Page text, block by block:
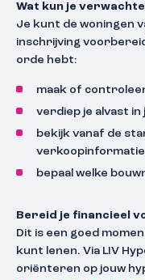
Wat kun je
Je kunt de woningen
inschrijving
orde hebt:
maak of
verdiep je alvast in
bekijk vanaf de
bepaal welke
Bereid je financieel
Dit is een goed
kunt lenen. Via LIV
oriënteren op jouw